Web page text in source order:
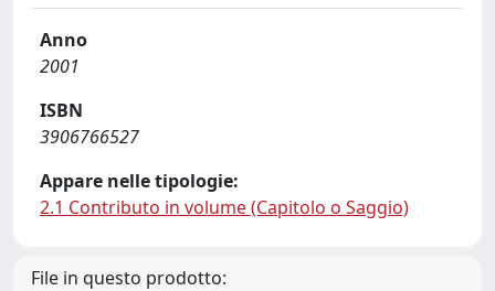
Anno
2001
ISBN
3906766527
Appare nelle tipologie:
2.1 Contributo in volume (Capitolo o Saggio)
File in questo prodotto: